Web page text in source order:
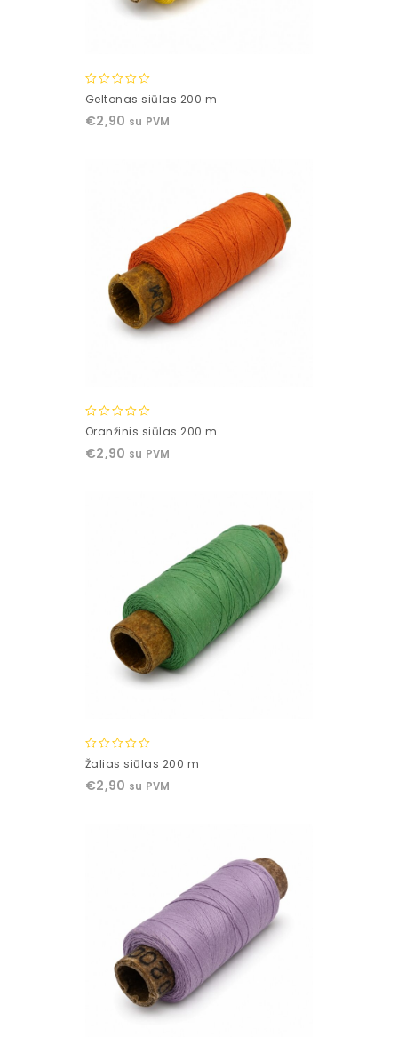
0
of
Geltonas siūlas 200 m
€2,90 su PVM
0
of
Oranžinis siūlas 200 m
€2,90 su PVM
0
of
Žalias siūlas 200 m
€2,90 su PVM